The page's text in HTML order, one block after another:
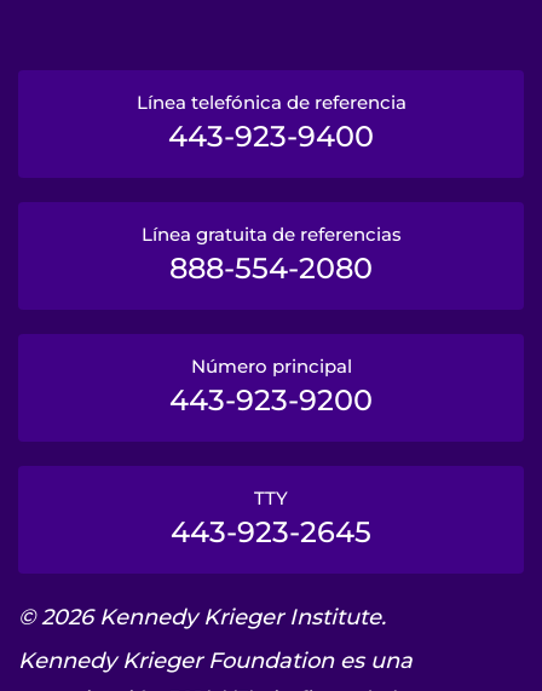
Línea telefónica de referencia
443-923-9400
Línea gratuita de referencias
888-554-2080
Número principal
443-923-9200
TTY
443-923-2645
© 2026 Kennedy Krieger Institute.
Kennedy Krieger Foundation es una